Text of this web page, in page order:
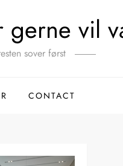
vil
sover først
CONTACT